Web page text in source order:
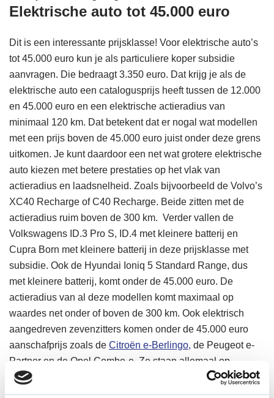
Elektrische auto tot 45.000 euro
Dit is een interessante prijsklasse! Voor elektrische auto’s
tot 45.000 euro kun je als particuliere koper subsidie
aanvragen. Die bedraagt 3.350 euro. Dat krijg je als de
elektrische auto een catalogusprijs heeft tussen de 12.000
en 45.000 euro en een elektrische actieradius van
minimaal 120 km. Dat betekent dat er nogal wat modellen
met een prijs boven de 45.000 euro juist onder deze grens
uitkomen. Je kunt daardoor een net wat grotere elektrische
auto kiezen met betere prestaties op het vlak van
actieradius en laadsnelheid. Zoals bijvoorbeeld de Volvo’s
XC40 Recharge of C40 Recharge. Beide zitten met de
actieradius ruim boven de 300 km. Verder vallen de
Volkswagens ID.3 Pro S, ID.4 met kleinere batterij en
Cupra Born met kleinere batterij in deze prijsklasse met
subsidie. Ook de Hyundai Ioniq 5 Standard Range, dus
met kleinere batterij, komt onder de 45.000 euro. De
actieradius van al deze modellen komt maximaal op
waardes net onder of boven de 300 km. Ook elektrisch
aangedreven zevenzitters komen onder de 45.000 euro
aanschafprijs zoals de Citroën e-Berlingo, de Peugeot e-
Partner en de Opel Combo-e. Ze staan allemaal op
hetzelfde platform met een 50 kWh batterij. Die is goed
voor een actieradius van 200 km.